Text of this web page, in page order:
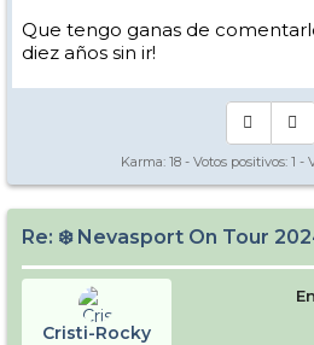
Que tengo ganas de
diez años sin ir!
Karma: 18 - Votos positivos: 1 -
Re: ❄️ Nevasport On Tour
Cristi-Rocky